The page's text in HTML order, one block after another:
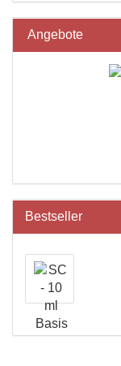
Angebote
Bestseller